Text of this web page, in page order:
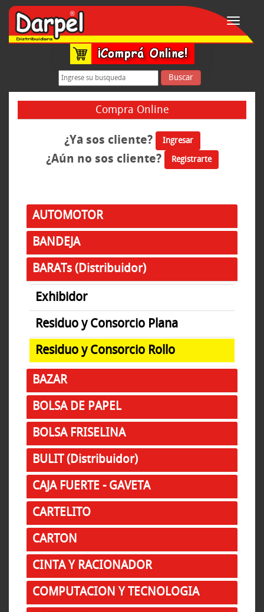
Toggle
Buscar
Compra Online
¿Ya sos cliente? Ingresar
¿Aún no sos cliente? Registrarte
AUTOMOTOR
BANDEJA
BARATs (Distribuidor)
Exhibidor
Residuo y Consorcio Plana
Residuo y Consorcio Rollo
BAZAR
BOLSA DE PAPEL
BOLSA FRISELINA
BULIT (Distribuidor)
CAJA FUERTE - GAVETA
CARTELITO
CARTON
CINTA Y RACIONADOR
COMPUTACION Y TECNOLOGIA